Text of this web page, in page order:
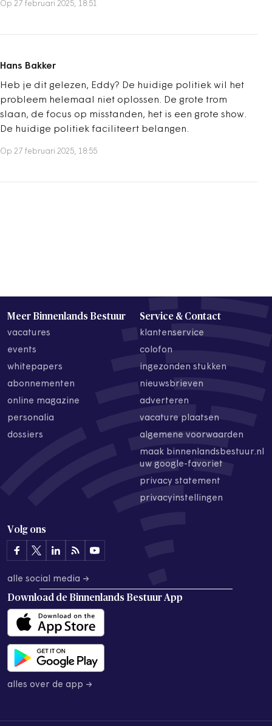
Op 27 februari 2025, 18:51
Hans Bakker
Heb je dit gelezen, Eddy? De huidige politiek wil het
probleem helemaal niet oplossen. De grote trom
slaan, de focus op misstanden, het is een grote show.
De huidige politiek faciliteert belangen.
Op 27 februari 2025, 18:55
Meer Binnenlands Bestuur
vacatures
events
whitepapers
abonnementen
online magazine
personalia
dossiers
Service & Contact
klantenservice
colofon
ingezonden stukken
nieuwsbrieven
adverteren
vacature plaatsen
algemene voorwaarden
maak binnenlandsbestuur.nl
uw google-favoriet
privacy statement
privacyinstellingen
Volg ons
alle social media →
Download de Binnenlands Bestuur App
alles over de app →